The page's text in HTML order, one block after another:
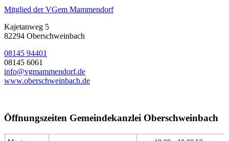
Mitglied der VGem Mammendorf
Kajetanweg 5
82294 Oberschweinbach
08145 94401
08145 6061
info@vgmammendorf.de
www.oberschweinbach.de
Öffnungszeiten Gemeindekanzlei Oberschweinbach